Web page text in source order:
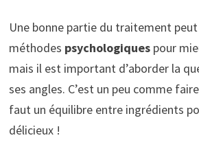
Une bonne partie du traitement
méthodes psychologiquespour
mais il est important d’aborder la
ses angles. C’est un peu comme
faut un équilibre entre ingrédients
délicieux !